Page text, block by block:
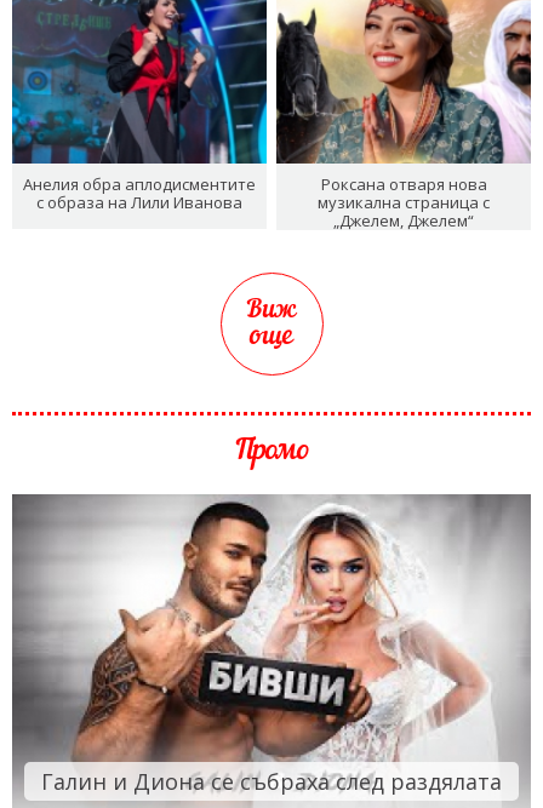
Анелия обра аплодисментите
с образа на Лили Иванова
Роксана отваря нова
музикална страница с
„Джелем, Джелем“
Виж
още
Промо
Галин и Диона се събраха след раздялата